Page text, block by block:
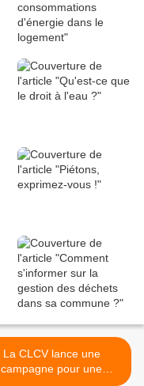
La CLCV lance une
campagne pour une